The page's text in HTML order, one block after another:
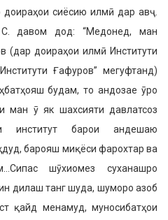
доираҳои сиёсию илмӣ дар авҷ.
да­вом дод: “Медонед, ман
(дар доираҳои илмӣ Институти
Ғафуров” ме­гуфтанд)
будам, то андозае ӯро
ман ӯ як шахсияти давлатсоз
институт барои андешаю
барояш миқёси фарохтар ва
шӯхиомез суханашро
дилаш танг шуда, шуморо азоб
қайд менамуд, муно­сибатҳои